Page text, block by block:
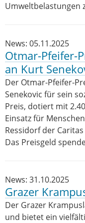
Umweltbelastungen
News: 05.11.2025
Otmar-Pfeifer-
an Kurt
Der Otmar-Pfeifer-
Senekovic für sein
Preis, dotiert mit
Einsatz für
Ressidorf der
Das Preisgeld
News: 31.10.2025
Grazer
Der Grazer
und bietet ein